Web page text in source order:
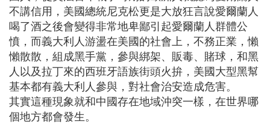
不講信用，美國總統尼克松更是大放狂言說愛爾蘭人
喝了酒之後會變得非常地卑鄙引起愛爾蘭人群體公
憤，而義大利人游盪在美國的社會上，不務正業，懶
懶散散，組成黑手黨，參與綁架、販毒、賭球，和黑
人以及拉丁來的西班牙語族街頭火拚，美國大型黑幫
基本都有義大利人參與，對社會治安造成危害。
其實這種現象就和中國存在地域沖突一樣，在世界哪
個地方都會發生。